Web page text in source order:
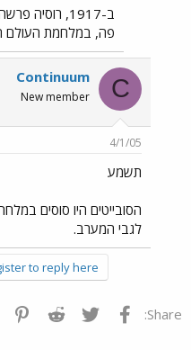
ב-1917,
פה, במלחמת העולם
C
Continuum
New member
4/1/05
תשמע
לגבי המערב.
to reply here.
Share: פייסבוק Twitter
Reddit